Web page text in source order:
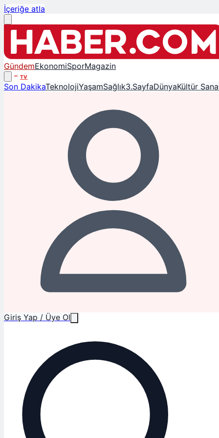
İçeriğe atla
GündemEkonomiSporMagazin
TV
Son DakikaTeknolojiYaşamSağlık3.SayfaDünyaKültür
Giriş Yap / Üye Ol